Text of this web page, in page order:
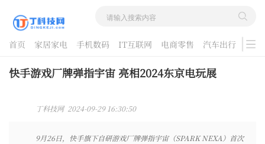
首页 家居家电 手机数码 IT互联网 电商零售 汽车出行
游戏
酷品评测
快手游戏厂牌弹指宇宙 亮相2024东京电玩展
丁科技网 2024-09-29 16:30:50
9月26日，快手旗下自研游戏厂牌弹指宇宙（SPARK NEXA）首次